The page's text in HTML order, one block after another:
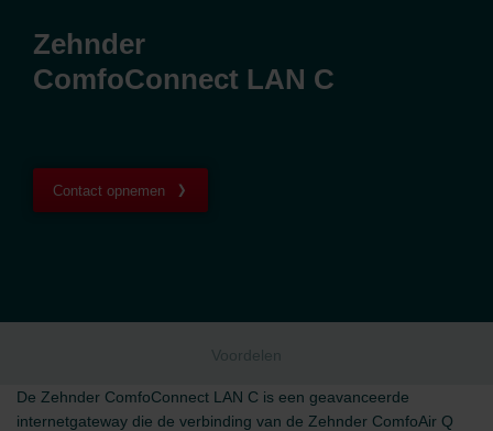
Zehnder
ComfoConnect LAN C
Contact opnemen
Voordelen
De Zehnder ComfoConnect LAN C is een geavanceerde
internetgateway die de verbinding van de Zehnder ComfoAir Q